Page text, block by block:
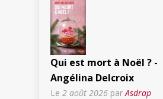
Qui est mort à Noël ? -
Angélina Delcroix
Le 2 août 2026 par Asdrap